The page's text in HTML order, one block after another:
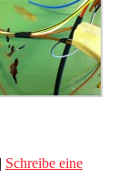
| Schreibe eine